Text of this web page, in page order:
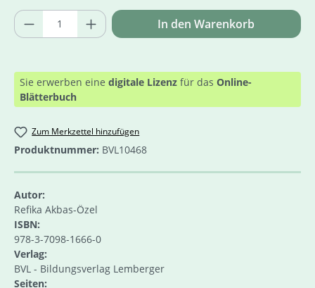
Produkt Anzahl: Gib den gewünschten
In den Warenkorb
Sie erwerben eine digitale Lizenz für das Online-
Blätterbuch
Zum Merkzettel hinzufügen
Produktnummer: BVL10468
Autor:
Refika Akbas-Özel
ISBN:
978-3-7098-1666-0
Verlag:
BVL - Bildungsverlag Lemberger
Seiten: